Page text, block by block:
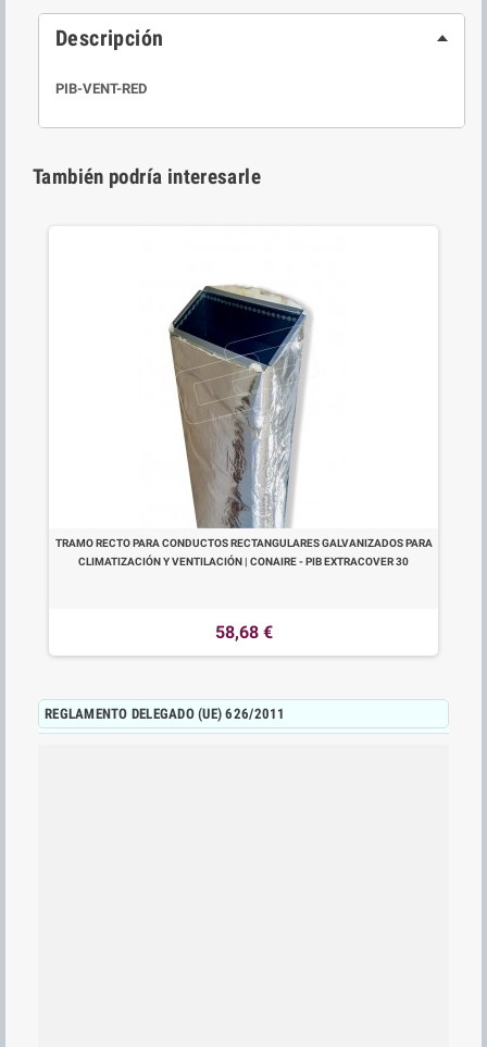
Descripción
PIB-VENT-RED
También podría interesarle
TRAMO RECTO PARA CONDUCTOS RECTANGULARES GALVANIZADOS PARA
CLIMATIZACIÓN Y VENTILACIÓN | CONAIRE - PIB EXTRACOVER 30
58,68 €
REGLAMENTO DELEGADO (UE) 626/2011